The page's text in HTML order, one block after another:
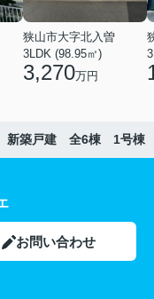
狭山市大字北入曽
3LDK (98.95㎡)
3,270万円
新築戸建 全6棟 1号棟
お問い合わせ